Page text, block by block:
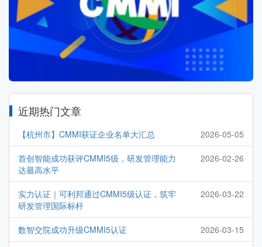
近期热门文章
【杭州市】CMMI获证企业名单大汇总 2026-05-05
首创智能成功获评CMMI5级，研发管理能力
达最高水平
2026-02-26
实力认证｜可利邦通过CMMI5级认证，筑牢
研发管理国际标杆
2026-03-22
数智交院成功升级CMMI5认证 2026-03-15